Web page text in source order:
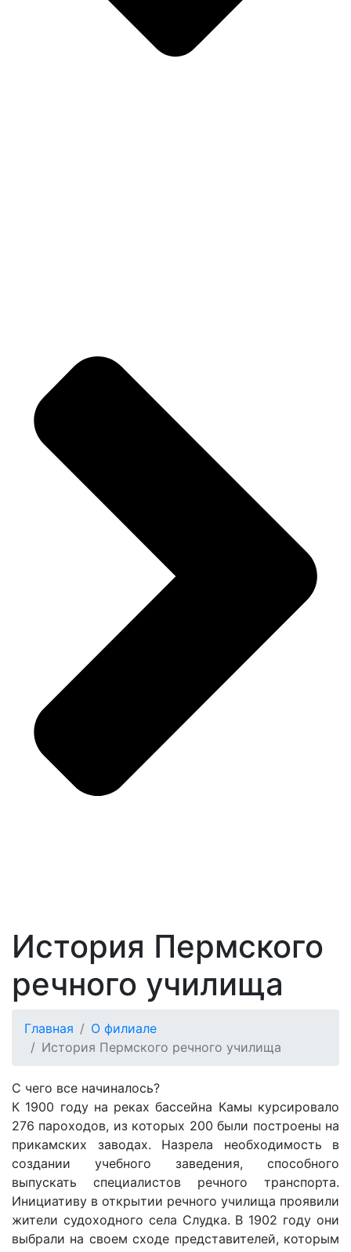
История Пермского
речного училища
Главная
О филиале
История Пермского речного училища
С чего все начиналось?
К 1900 году на реках бассейна Камы курсировало
276 пароходов, из которых 200 были построены на
прикамских заводах. Назрела необходимость в
создании учебного заведения, способного
выпускать специалистов речного транспорта.
Инициативу в открытии речного училища проявили
жители судоходного села Слудка. В 1902 году они
выбрали на своем сходе представителей, которым